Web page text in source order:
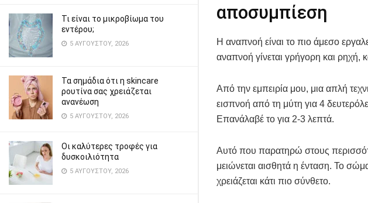
Τι είναι το μικροβίωμα του
εντέρου;
5 ΑΥΓΟΎΣΤΟΥ, 2026
Τα σημάδια ότι η skincare
ρουτίνα σας χρειάζεται
ανανέωση
5 ΑΥΓΟΎΣΤΟΥ, 2026
Οι καλύτερες τροφές για
δυσκοιλιότητα
5 ΑΥΓΟΎΣΤΟΥ, 2026
αποσυμπίεση
Η αναπνοή είναι το πιο άμεσο
αναπνοή γίνεται γρήγορη και ρηχή,
Από την εμπειρία μου, μια απλή
εισπνοή από τη μύτη για 4
Επανάλαβέ το για 2-3 λεπτά.
Αυτό που παρατηρώ στους
μειώνεται αισθητά η ένταση. Το
χρειάζεται κάτι πιο σύνθετο.